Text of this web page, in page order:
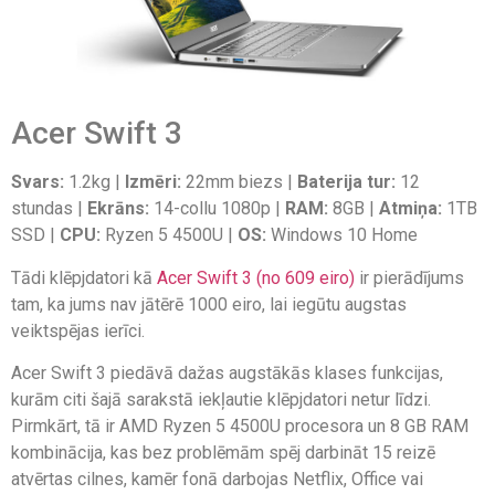
Acer Swift 3
Svars: 1.2kg | Izmēri: 22mm biezs | Baterija tur: 12
stundas |
Ekrāns: 14-collu 1080p | RAM: 8GB | Atmiņa: 1TB
SSD | CPU: Ryzen 5 4500U | OS: Windows 10 Home
Tādi klēpjdatori kā Acer Swift 3 (no 609 eiro) ir pierādījums
tam, ka jums nav jātērē 1000 eiro, lai iegūtu augstas
veiktspējas ierīci.
Acer Swift 3 piedāvā dažas augstākās klases funkcijas,
kurām citi šajā sarakstā iekļautie klēpjdatori netur līdzi.
Pirmkārt, tā ir AMD Ryzen 5 4500U procesora un 8 GB RAM
kombinācija, kas bez problēmām spēj darbināt 15 reizē
atvērtas cilnes, kamēr fonā darbojas Netflix, Office vai